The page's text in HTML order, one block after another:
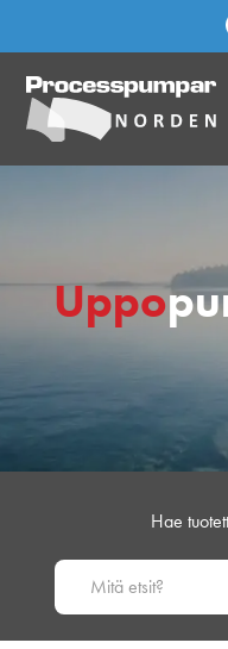
Uppo
Hae